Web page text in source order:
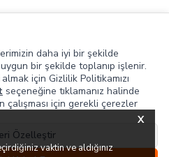
X
vaktin ve aldığınız
daha iyi bir şekilde
uygun bir şekilde toplanıp işlenir.
için Gizlilik Politikamızı
seçeneğine tıklamanız halinde
çalışması için gerekli çerezler
Özelleştir